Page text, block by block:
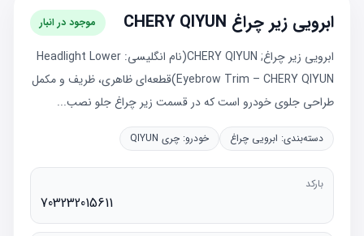
ابرویی زیر چراغ CHERY QIYUN موجود در انبار
ابرویی زیر چراغ; CHERY QIYUN(نام انگلیسی: Headlight Lower
Eyebrow Trim – CHERY QIYUN)قطعه‌ای ظاهری، ظریف و مکمل
طراحی جلوی خودرو است که در قسمت زیر چراغ جلو نصب...
دسته‌بندی: ابرویی چراغ خودرو: چری QIYUN
بارکد
703232015611